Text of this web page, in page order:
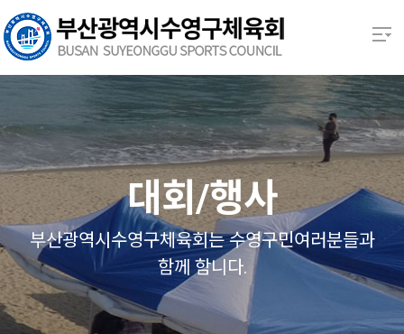
본문 바로가기
열기
열기
열기
열기
열기
대회/행사
부산광역시수영구체육회는 수영구민여러분들과
함께 함니다.